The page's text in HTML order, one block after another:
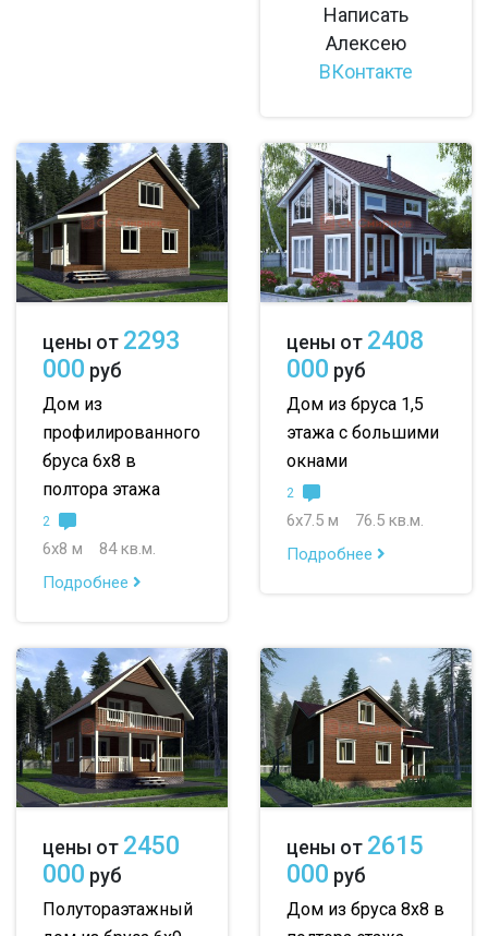
Написать
Алексею
ВКонтакте
цены от 2293
000 руб
Дом из
профилированного
бруса 6х8 в
полтора этажа
2
6х8 м
84 кв.м.
Подробнее
цены от 2408
000 руб
Дом из бруса 1,5
этажа с большими
окнами
2
6х7.5 м
76.5 кв.м.
Подробнее
цены от 2450
000 руб
Полутораэтажный
цены от 2615
000 руб
Дом из бруса 8х8 в